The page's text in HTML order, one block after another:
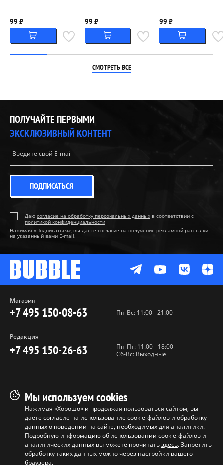
99 ₽ 99 ₽ 99 ₽
СМОТРЕТЬ ВСЕ
ПОЛУЧАЙТЕ ПЕРВЫМИ
ЭКСКЛЮЗИВНЫЙ КОНТЕНТ
ПОДПИСАТЬСЯ
Даю согласие на обработку персональных данных в соответствии с
политикой конфиденциальности
Нажимая «Подписаться», вы даете согласие на получение рекламной рассылки
на указанный вами E-mail.
Магазин
+7 495 150-08-63 Пн-Вс: 11:00 - 21:00
Редакция
+7 495 150-26-63
Пн-Пт: 11:00 - 18:00
Сб-Вс: Выходные
Пользовательское соглашение
Политика конфиденциальности
Программа лояльности
Условия продажи продукции
Копирование материалов без
Мы используем cookies
Нажимая «Хорошо» и продолжая пользоваться сайтом, вы
даете согласие на использование cookie-файлов и обработку
данных о поведении на сайте, необходимых для аналитики.
Подробную информацию об использовании cookie-файлов и
аналитических данных вы можете прочитатьздесь. Запретить
обработку таких данных можно через настройки вашего
браузера.